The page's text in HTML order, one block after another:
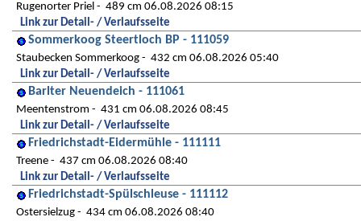
Rugenorter Priel
489 cm 06.08.2026 08:15
Link zur Detail- / Verlaufsseite
Sommerkoog Steertloch BP - 111059
Staubecken Sommerkoog
432 cm 06.08.2026 05:40
Link zur Detail- / Verlaufsseite
Barlter Neuendeich - 111061
Meentenstrom
431 cm 06.08.2026 08:45
Link zur Detail- / Verlaufsseite
Friedrichstadt-Eidermühle - 111111
Treene
437 cm 06.08.2026 08:40
Link zur Detail- / Verlaufsseite
Friedrichstadt-Spülschleuse - 111112
Ostersielzug 434 cm 06.08.2026 08:40